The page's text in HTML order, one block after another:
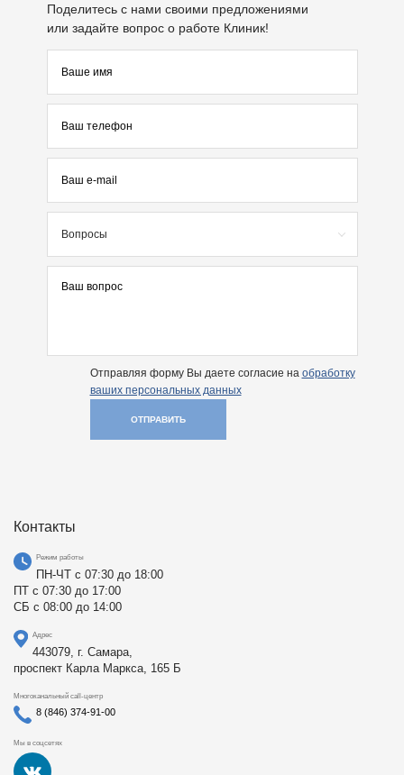
Поделитесь с нами своими предложениями
или задайте вопрос о работе Клиник!
Вопросы
Отправляя форму Вы даете согласие на обработку
ваших персональных данных
ОТПРАВИТЬ
Контакты
Режим работы
ПН-ЧТ с 07:30 до 18:00
ПТ с 07:30 до 17:00
СБ с 08:00 до 14:00
Адрес
443079, г. Самара,
проспект Карла Маркса, 165 Б
Многоканальный call-центр
8 (846) 374-91-00
Мы в соцсетях